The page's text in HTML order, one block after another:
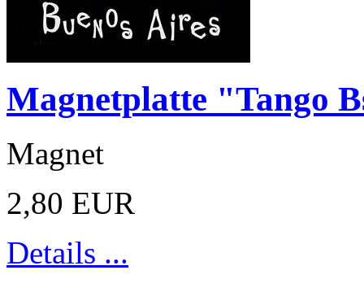
Magnetplatte "Tango
Magnet
2,80 EUR
Details ...